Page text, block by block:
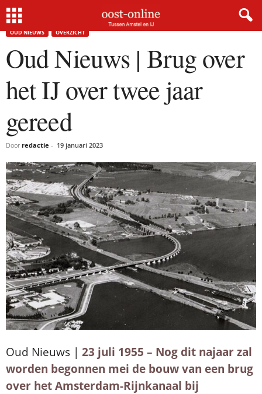
Home Oud Nieuws | Brug over het IJ over twee jaar gereed
OUD NIEUWS OVERZICHT
Oud Nieuws | Brug over
het IJ over twee jaar
gereed
Door redactie - 19 januari 2023
Oud Nieuws | 23 juli 1955 – Nog dit najaar zal
worden begonnen mei de bouw van een brug
over het Amsterdam-Rijnkanaal bij